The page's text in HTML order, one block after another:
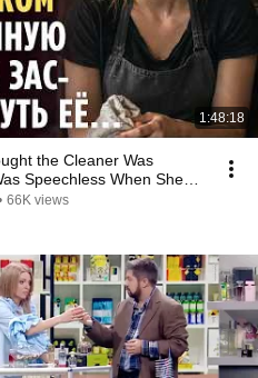
1:48:18
the Cleaner Was
Speechless When She
66K views